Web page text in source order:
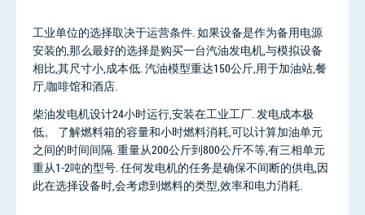
工业单位的选择取决于运营条件. 如果设备是作为备用电源
安装的,那么最好的选择是购买一台汽油发电机,与模拟设备
相比,其尺寸小,成本低. 汽油模型重达150公斤,用于加油站,餐
厅,咖啡馆和酒店.
柴油发电机设计24小时运行,安装在工业工厂. 发电成本极
低。 了解燃料箱的容量和小时燃料消耗,可以计算加油单元
之间的时间间隔. 重量从200公斤到800公斤不等,有三相单元
重从1-2吨的型号. 任何发电机的任务是确保不间断的供电,因
此在选择设备时,会考虑到燃料的类型,效率和电力消耗.